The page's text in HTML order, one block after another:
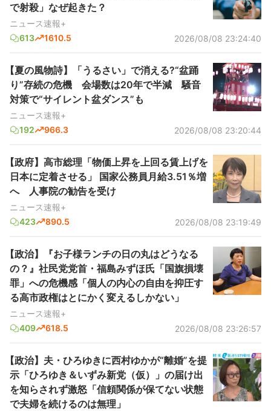
で射殺」なぜ起きた？
ニュース速報+
613
1610.5 2026/08/08 23:24:40
【夏の風物詩】「うるさい」で消える?“盆踊
り”存続の危機 会場数は20年で半減 騒音
対策で“サイレント盆ダンス”も
ニュース速報+
192
966.3 2026/08/08 23:20:44
【政府】高市総理「物価上昇を上回る賃上げを
日本に定着させる」 国家公務員月給3.51％増
へ 人事院の勧告を受け
ニュース速報+
423
890.5 2026/08/08 23:19:49
【政治】『お子様ランチの日の丸はどうなる
の？』社民党党首・福島みずほ氏「国旗損壊
罪」への危機感「個人の内心の自由を抑圧す
る高市政権はとにかく変えるしかない」
ニュース速報+
409
618.5 2026/08/08 23:26:57
【政治】夫・ひろゆきに西村ゆかが“離婚”を提
示「ひろゆき＆いずみ新党（仮）」の届け出
を知らされず激怒「信頼関係が保てない状態
で夫婦を続けるのは無理」